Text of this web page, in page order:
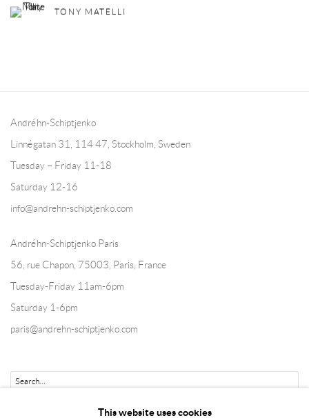
TONY MATELLI
Andréhn-Schiptjenko
Linnégatan 31, 114 47, Stockholm, Sweden
Tuesday – Friday 11-18
Saturday 12-16
info@andrehn-schiptjenko.com
Andréhn-Schiptjenko Paris
56, rue Chapon, 75003, Paris, France
Tuesday-Friday 11am-6pm
Saturday 1-6pm
paris@andrehn-schiptjenko.com
This website uses cookies